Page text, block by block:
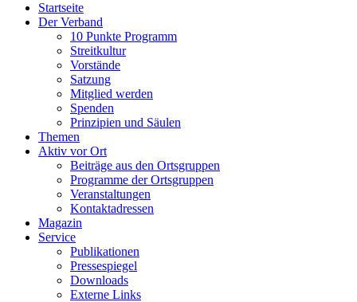
Startseite
Der Verband
10 Punkte Programm
Streitkultur
Vorstände
Satzung
Mitglied werden
Spenden
Prinzipien und Säulen
Themen
Aktiv vor Ort
Beiträge aus den Ortsgruppen
Programme der Ortsgruppen
Veranstaltungen
Kontaktadressen
Magazin
Service
Publikationen
Pressespiegel
Downloads
Externe Links